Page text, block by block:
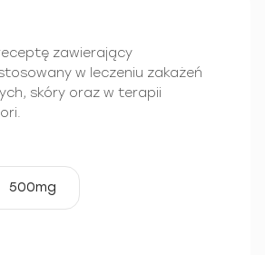
zawierający
w leczeniu zakażeń
skóry oraz w terapii
500mg